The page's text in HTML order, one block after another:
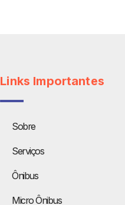
Links Importantes
Sobre
Serviços
Ônibus
Micro Ônibus